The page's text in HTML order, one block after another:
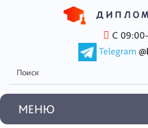
С
Telegram
MEНЮ